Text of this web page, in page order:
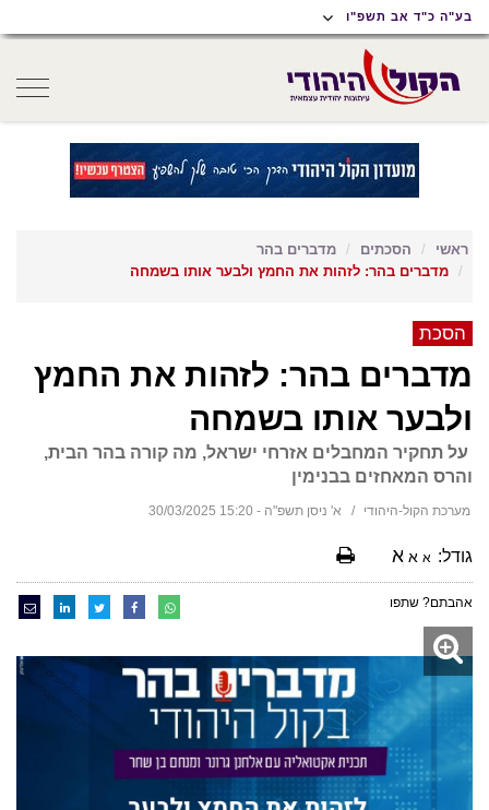
תפריט
נגישות
תפריט
ראשי
תוכן
ראשי
בע"ה כ"ד אב תשפ"ו
ראשי הסכתים
מדברים בהר
מדברים בהר: לזהות את החמץ ולבער אותו בשמחה
הסכת
מדברים בהר: לזהות את החמץ
ולבער אותו בשמחה
על תחקיר המחבלים אזרחי ישראל, מה קורה בהר הבית,
והרס המאחזים בבנימין
מערכת הקול-היהודי א' ניסן תשפ"ה - 15:20 30/03/2025
גודל: א א א
אהבתם? שתפו